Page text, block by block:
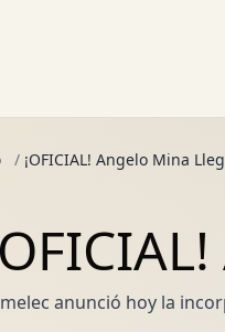
/ ¡OFICIAL! Angelo Mina
anunció hoy la